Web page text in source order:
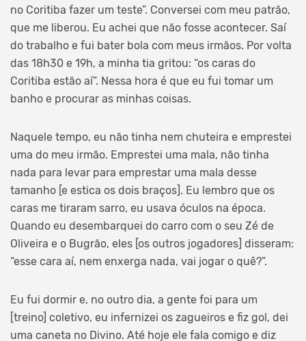
no Coritiba fazer um teste”. Conversei com meu patrão,
que me liberou. Eu achei que não fosse acontecer. Saí
do trabalho e fui bater bola com meus irmãos. Por volta
das 18h30 e 19h, a minha tia gritou: “os caras do
Coritiba estão aí”. Nessa hora é que eu fui tomar um
banho e procurar as minhas coisas.
Naquele tempo, eu não tinha nem chuteira e emprestei
uma do meu irmão. Emprestei uma mala, não tinha
nada para levar para emprestar uma mala desse
tamanho [e estica os dois braços]. Eu lembro que os
caras me tiraram sarro, eu usava óculos na época.
Quando eu desembarquei do carro com o seu Zé de
Oliveira e o Bugrão, eles [os outros jogadores] disseram:
“esse cara aí, nem enxerga nada, vai jogar o quê?”.
Eu fui dormir e, no outro dia, a gente foi para um
[treino] coletivo, eu infernizei os zagueiros e fiz gol, dei
uma caneta no Divino. Até hoje ele fala comigo e diz